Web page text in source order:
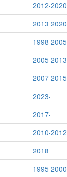
2012-2020
2013-2020
1998-2005
2005-2013
2007-2015
2023-
2017-
2010-2012
2018-
1995-2000